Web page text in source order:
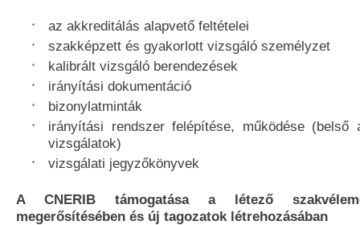
az akkreditálás alapvető feltételei
szakképzett és gyakorlott vizsgáló személyzet
kalibrált vizsgáló berendezések
irányítási dokumentáció
bizonylatminták
irányítási rendszer felépítése, működése (belső
vizsgálatok)
vizsgálati jegyzőkönyvek
A CNERIB támogatása a létező
megerősítésében és új tagozatok létrehozásában